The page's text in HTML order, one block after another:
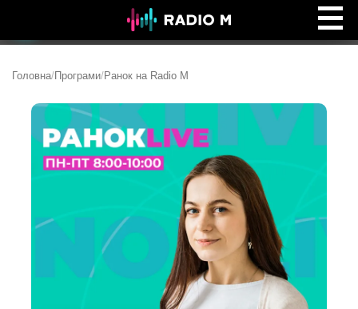
Music Ocean
Головна/Програми/Ранок на Radio M